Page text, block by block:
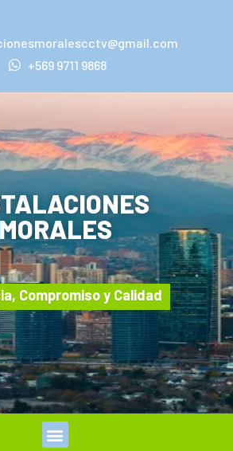
+569 9711 9868
MORALES
Compromiso y Calidad